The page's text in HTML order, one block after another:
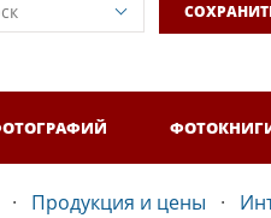
Продукция и цены